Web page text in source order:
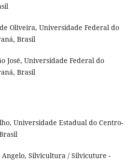
Oliveira, Universidade Federal do
Brasil
José, Universidade Federal do
Brasil
Universidade Estadual do Centro-
Angelo, Silvicultura / Silvicuture -